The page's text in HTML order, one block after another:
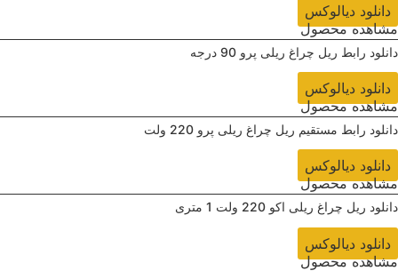
دانلود دیالوکس
مشاهده محصول
دانلود ‌رابط ریل چراغ ریلی پرو 90 درجه
دانلود دیالوکس
مشاهده محصول
دانلود ‌رابط مستقیم ریل چراغ ریلی پرو 220 ولت
دانلود دیالوکس
مشاهده محصول
دانلود ‌ریل چراغ ریلی اکو 220 ولت 1 متری
دانلود دیالوکس
مشاهده محصول